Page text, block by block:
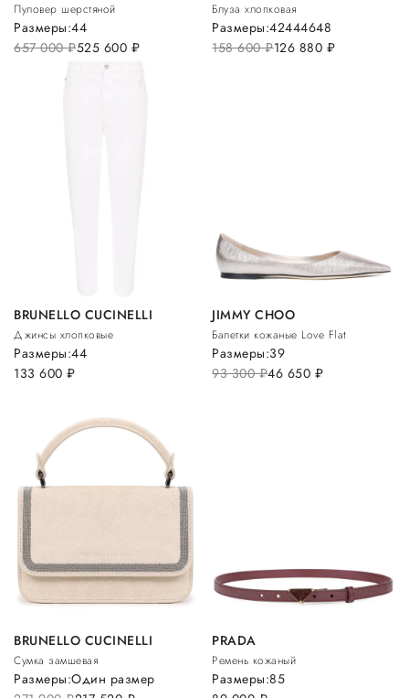
Пуловер шерстяной
657 000руб.525 600 руб.
Размеры:44
Блуза хлопковая
158 600руб.126 880 руб.
Размеры:42444648
BRUNELLO CUCINELLI
Джинсы хлопковые
133 600 руб.
Размеры:44
JIMMY CHOO
Балетки кожаные Love Flat
93 300руб.46 650 руб.
Размеры:39
BRUNELLO CUCINELLI
Сумка замшевая
Размеры:Один размер
PRADA
Ремень кожаный
Размеры:85